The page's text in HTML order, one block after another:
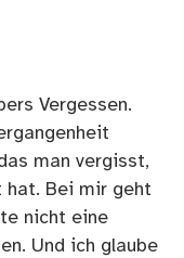
Vergessen.
man vergisst,
Bei mir geht
nicht eine
Und ich glaube